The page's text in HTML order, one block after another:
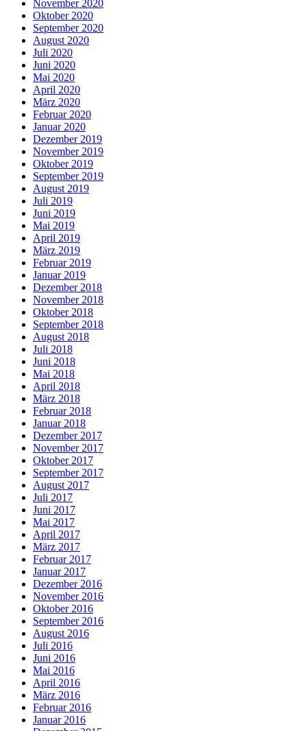
November 2020
Oktober 2020
September 2020
August 2020
Juli 2020
Juni 2020
Mai 2020
April 2020
März 2020
Februar 2020
Januar 2020
Dezember 2019
November 2019
Oktober 2019
September 2019
August 2019
Juli 2019
Juni 2019
Mai 2019
April 2019
März 2019
Februar 2019
Januar 2019
Dezember 2018
November 2018
Oktober 2018
September 2018
August 2018
Juli 2018
Juni 2018
Mai 2018
April 2018
März 2018
Februar 2018
Januar 2018
Dezember 2017
November 2017
Oktober 2017
September 2017
August 2017
Juli 2017
Juni 2017
Mai 2017
April 2017
März 2017
Februar 2017
Januar 2017
Dezember 2016
November 2016
Oktober 2016
September 2016
August 2016
Juli 2016
Juni 2016
Mai 2016
April 2016
März 2016
Februar 2016
Januar 2016